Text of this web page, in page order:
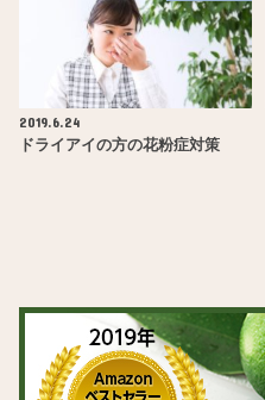
2019.6.24
ドライアイの方の花粉症対策